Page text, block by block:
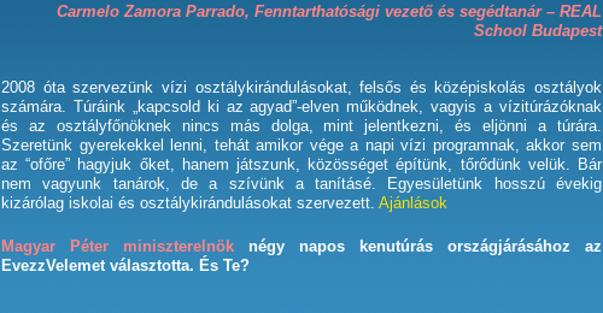
Carmelo Zamora Parrado, Fenntarthatósági vezető és segédtanár – REAL
School Budapest
2008 óta szervezünk vízi osztálykirándulásokat, felsős és középiskolás osztályok
számára. Túráink „kapcsold ki az agyad”-elven működnek, vagyis a vízitúrázóknak
és az osztályfőnöknek nincs más dolga, mint jelentkezni, és eljönni a túrára.
Szeretünk gyerekekkel lenni, tehát amikor vége a napi vízi programnak, akkor sem
az “ofőre” hagyjuk őket, hanem játszunk, közösséget építünk, tőrődünk velük. Bár
nem vagyunk tanárok, de a szívünk a tanításé. Egyesületünk hosszú évekig
kizárólag iskolai és osztálykirándulásokat szervezett. Ajánlások
Magyar Péter miniszterelnök négy napos kenutúrás országjárásához az
EvezzVelemet választotta. És Te?